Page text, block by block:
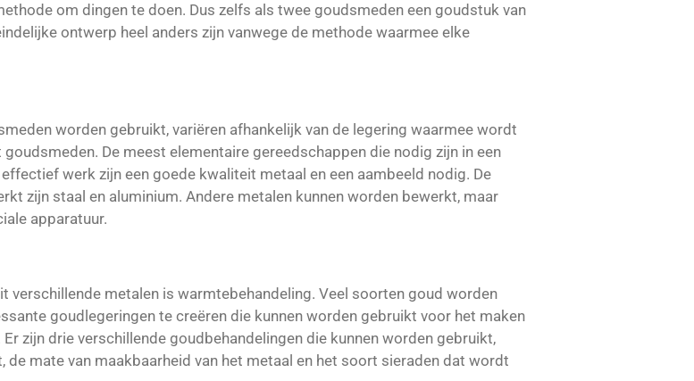
om dingen te doen. Dus zelfs als twee goudsmeden een goudstuk van
ontwerp heel anders zijn vanwege de methode waarmee elke
worden gebruikt, variëren afhankelijk van de legering waarmee wordt
De meest elementaire gereedschappen die nodig zijn in een
werk zijn een goede kwaliteit metaal en een aambeeld nodig. De
zijn staal en aluminium. Andere metalen kunnen worden bewerkt, maar
apparatuur.
verschillende metalen is warmtebehandeling. Veel soorten goud worden
goudlegeringen te creëren die kunnen worden gebruikt voor het maken
zijn drie verschillende goudbehandelingen die kunnen worden gebruikt,
mate van maakbaarheid van het metaal en het soort sieraden dat wordt